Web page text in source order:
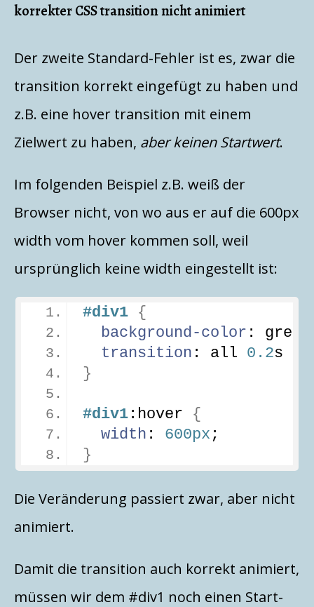
korrekter CSS transition nicht animiert
Der zweite Standard-Fehler ist es, zwar die
transition korrekt eingefügt zu haben und
z.B. eine hover transition mit einem
Zielwert zu haben, aber keinen Startwert.
Im folgenden Beispiel z.B. weiß der
Browser nicht, von wo aus er auf die 600px
width vom hover kommen soll, weil
ursprünglich keine width eingestellt ist:
#div1 {
background-color :
transition : all 0.2s
}
#div1 :hover
{
width : 600px ;
}
Die Veränderung passiert zwar, aber nicht
animiert.
Damit die transition auch korrekt animiert,
müssen wir dem #div1 noch einen Start-